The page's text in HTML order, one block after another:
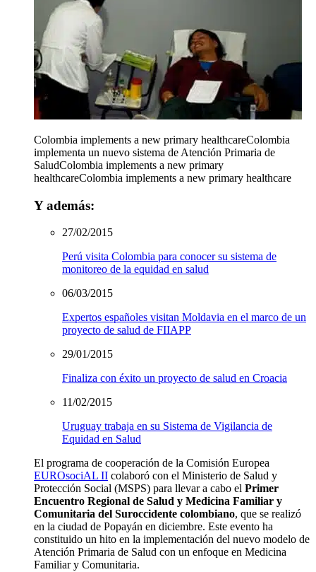
Colombia implements a new primary healthcareColombia
implementa un nuevo sistema de Atención Primaria de
SaludColombia implements a new primary
healthcareColombia implements a new primary healthcare
Y además:
27/02/2015
Perú visita Colombia para conocer su sistema de
monitoreo de la equidad en salud
06/03/2015
Expertos españoles visitan Moldavia en el marco de un
proyecto de salud de FIIAPP
29/01/2015
Finaliza con éxito un proyecto de salud en Croacia
11/02/2015
Uruguay trabaja en su Sistema de Vigilancia de
Equidad en Salud
El programa de cooperación de la Comisión Europea
EUROsociAL II colaboró con el Ministerio de Salud y
Protección Social (MSPS) para llevar a cabo el Primer
Encuentro Regional de Salud y Medicina Familiar y
Comunitaria del Suroccidente colombiano, que se realizó
en la ciudad de Popayán en diciembre. Este evento ha
constituido un hito en la implementación del nuevo modelo de
Atención Primaria de Salud con un enfoque en Medicina
Familiar y Comunitaria.